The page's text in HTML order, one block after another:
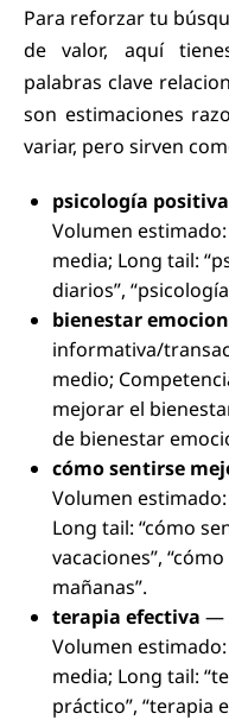
Para reforzar tu
de valor, aquí
palabras clave
son estimaciones
variar, pero sirven
psicología positiva
Volumen
media; Long tail:
diarios”,
bienestar
informativa/
medio;
mejorar el
de bienestar
cómo sentirse
Volumen
Long tail: “cómo
vacaciones”,
mañanas”.
terapia efectiva —
Volumen
media; Long tail:
práctico”, “terapia